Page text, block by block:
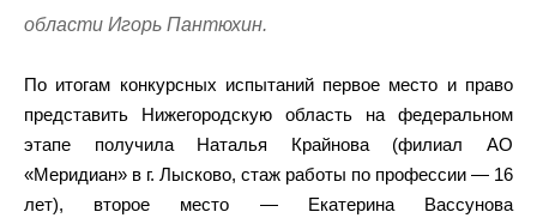
области Игорь Пантюхин.
По итогам конкурсных испытаний первое место и право
представить Нижегородскую область на федеральном
этапе получила Наталья Крайнова (филиал АО
«Меридиан» в г. Лысково, стаж работы по профессии — 16
лет), второе место — Екатерина Вассунова